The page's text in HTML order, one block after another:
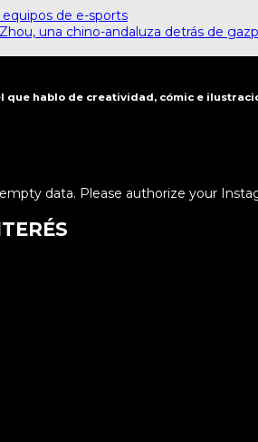
de e-sports
una chino-andaluza detrás de
que hablo de creatividad, cómic e
data. Please authorize your